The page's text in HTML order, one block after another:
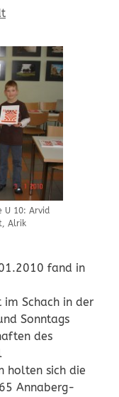
U 10: Arvid
Alrik
fand in
im Schach in der
Sonntags
des
holten sich die
Annaberg-